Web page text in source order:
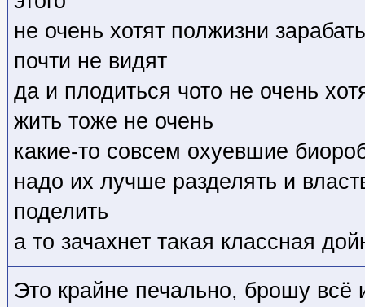
не очень хотят полжизни
почти не видят
да и плодиться чото не очень
жить тоже не очень
какие-то совсем охуевшие
надо их лучше разделять и
поделить
а то зачахнет такая классная
Это крайне печально, брошу всё